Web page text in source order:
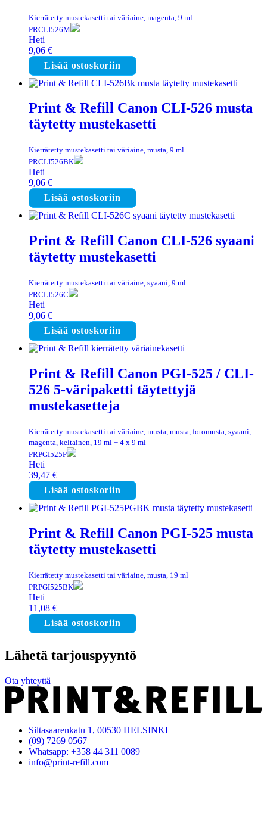
Kierrätetty mustekasetti tai väriaine, magenta, 9 ml
PRCLI526M
Heti
9,06 €
Lisää ostoskoriin
Print & Refill Canon CLI-526 musta
täytetty mustekasetti
Kierrätetty mustekasetti tai väriaine, musta, 9 ml
PRCLI526BK
Heti
9,06 €
Lisää ostoskoriin
Print & Refill Canon CLI-526 syaani
täytetty mustekasetti
Kierrätetty mustekasetti tai väriaine, syaani, 9 ml
PRCLI526C
Heti
9,06 €
Lisää ostoskoriin
Print & Refill Canon PGI-525 / CLI-
526 5-väripaketti täytettyjä
mustekasetteja
Kierrätetty mustekasetti tai väriaine, musta, musta, fotomusta, syaani,
magenta, keltainen, 19 ml + 4 x 9 ml
PRPGI525P
Heti
39,47 €
Lisää ostoskoriin
Print & Refill Canon PGI-525 musta
täytetty mustekasetti
Kierrätetty mustekasetti tai väriaine, musta, 19 ml
PRPGI525BK
Heti
11,08 €
Lisää ostoskoriin
Lähetä tarjouspyyntö
Ota yhteyttä
Siltasaarenkatu 1, 00530 HELSINKI
(09) 7269 0567
Whatsapp: +358 44 311 0089
info@print-refill.com